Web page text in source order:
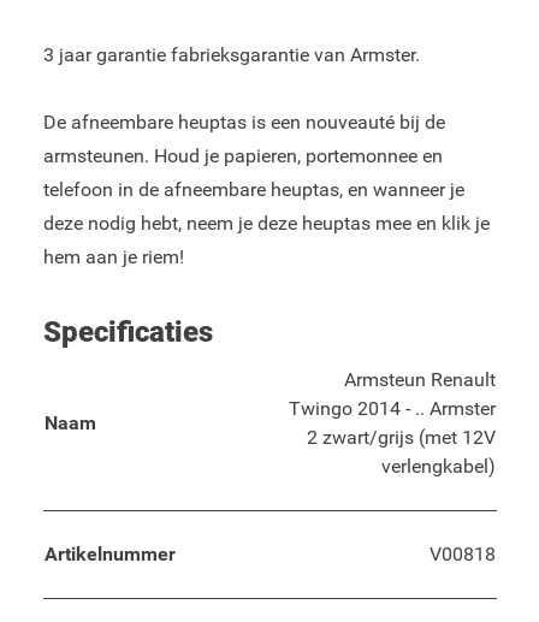
3 jaar garantie fabrieksgarantie van Armster.
De afneembare heuptas is een nouveauté bij de
armsteunen. Houd je papieren, portemonnee en
telefoon in de afneembare heuptas, en wanneer je
deze nodig hebt, neem je deze heuptas mee en klik je
hem aan je riem!
Specificaties
Naam
Armsteun Renault
Twingo 2014 - .. Armster
2 zwart/grijs (met 12V
verlengkabel)
Artikelnummer V00818